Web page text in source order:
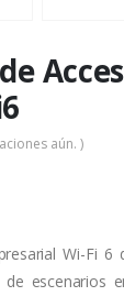
aún. )
Wi-Fi
escenarios